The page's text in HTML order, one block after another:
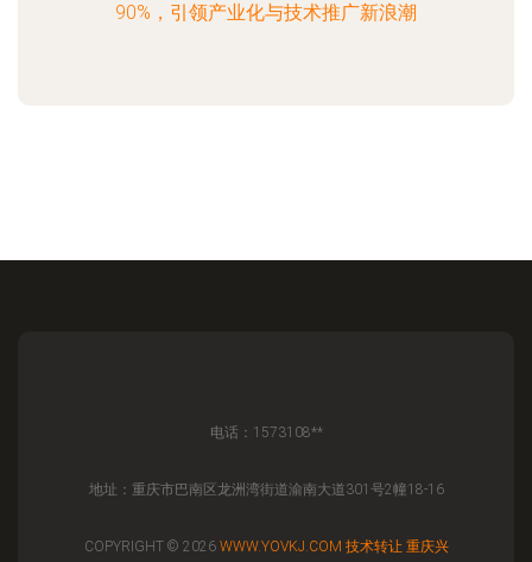
90%，引领产业化与技术推广新浪潮
电话：1573108**
地址：重庆市巴南区龙洲湾街道渝南大道301号2幢18-16
COPYRIGHT © 2026 WWW.YOVKJ.COM 技术转让 重庆兴